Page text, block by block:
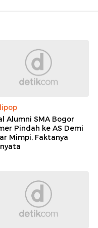
Alumni SMA Bogor
Pindah ke AS Demi
Mimpi, Faktanya